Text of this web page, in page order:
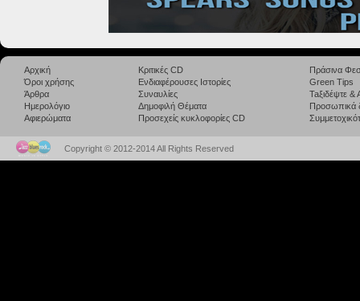
Αρχική
Όροι χρήσης
Άρθρα
Ημερολόγιο
Αφιερώματα
Κριτικές CD
Ενδιαφέρουσες Ιστορίες
Συναυλίες
Δημοφιλή Θέματα
Προσεχείς κυκλοφορίες CD
Πράσινα
Green Tips
Taξιδέψτε
Προσωπικά
Copyright © 2012-2014 All Rights Reserved